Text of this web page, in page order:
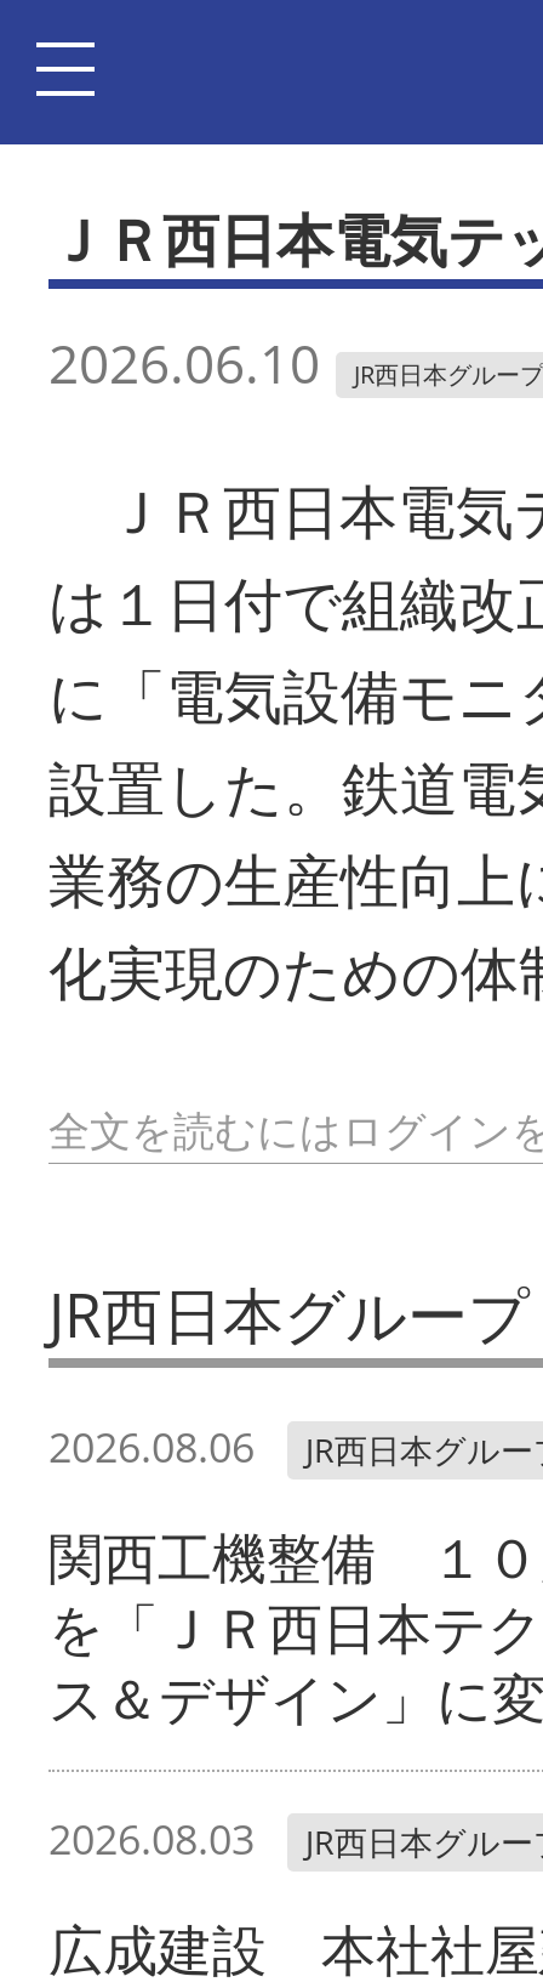
ＪＲ西日本電気
2026.06.10 JR西日本グループ
ＪＲ西日本電気
は１日付で組織
に「電気設備モ
設置した。鉄道
業務の生産性向
化実現のための体
全文を読むにはログイン
JR西日本グループ
2026.08.06 JR西日本グル
関西工機整備 １
を「ＪＲ西日本テ
ス＆デザイン」に
2026.08.03 JR西日本グル
広成建設 本社社